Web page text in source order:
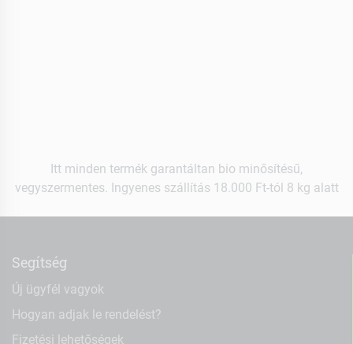
Itt minden termék garantáltan bio minősítésű,
vegyszermentes. Ingyenes szállítás 18.000 Ft-tól 8 kg alatt
Segítség
Új ügyfél vagyok
Hogyan adjak le rendelést?
Fizetési lehetőségek